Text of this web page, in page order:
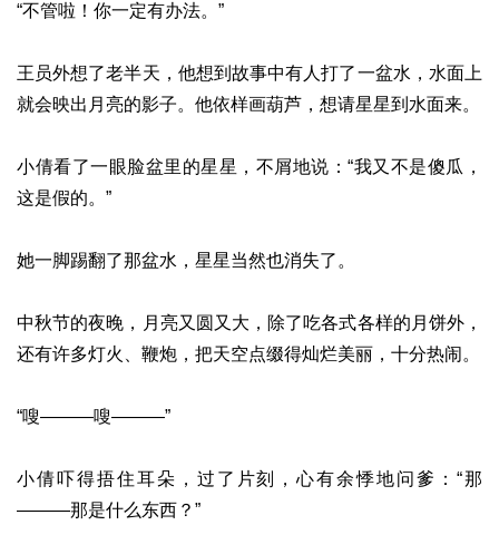
“不管啦！你一定有办法。”
王员外想了老半天，他想到故事中有人打了一盆水，水面上
就会映出月亮的影子。他依样画葫芦，想请星星到水面来。
小倩看了一眼脸盆里的星星，不屑地说：“我又不是傻瓜，
这是假的。”
她一脚踢翻了那盆水，星星当然也消失了。
中秋节的夜晚，月亮又圆又大，除了吃各式各样的月饼外，
还有许多灯火、鞭炮，把天空点缀得灿烂美丽，十分热闹。
“嗖———嗖———”
小倩吓得捂住耳朵，过了片刻，心有余悸地问爹：“那
———那是什么东西？”